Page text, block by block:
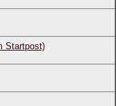
Startpost)